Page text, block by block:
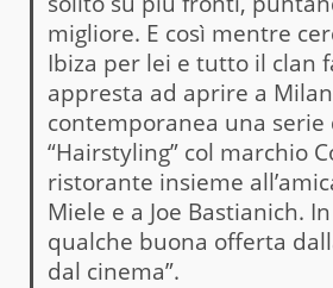
migliore. E così mentre
Ibiza per lei e tutto il clan
appresta ad aprire a
contemporanea una serie
“Hairstyling” col marchio
ristorante insieme
Miele e a Joe Bastianich.
qualche buona offerta
dal cinema”.